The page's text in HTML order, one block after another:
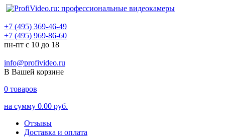
+7 (495) 369-46-49
+7 (495) 969-86-60
пн-пт с 10 до 18
info@profivideo.ru
В Вашей корзине
0 товаров
на сумму 0.00 руб.
Отзывы
Доставка и оплата